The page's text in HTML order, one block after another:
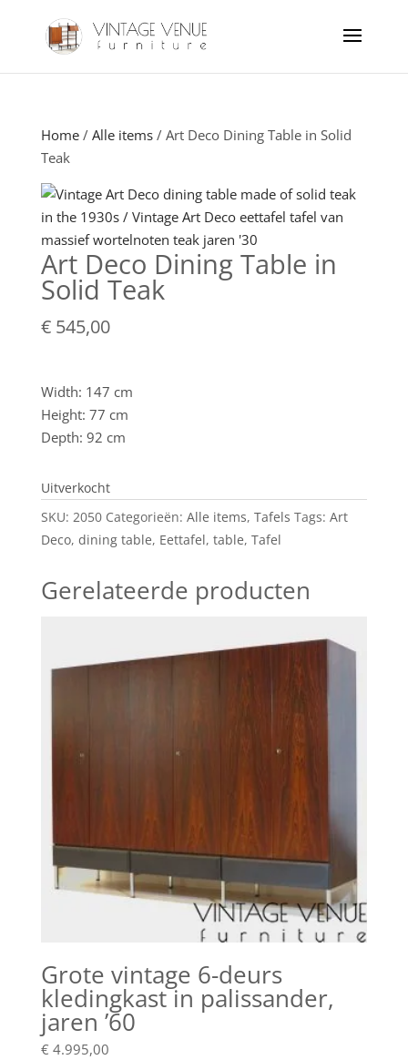
Home/ Alle items/ Art Deco Dining Table in Solid
Teak
Art Deco Dining Table in
Solid Teak
€545,00
Width: 147 cm
Height: 77 cm
Depth: 92 cm
Uitverkocht
SKU: 2050 Categorieën: Alle items, Tafels Tags: Art
Deco, dining table, Eettafel, table, Tafel
Gerelateerde producten
Grote vintage 6-deurs
kledingkast in palissander,
jaren ’60
€ 4.995,00